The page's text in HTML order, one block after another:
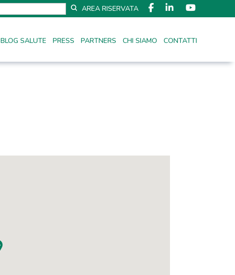
AREA RISERVATA
BLOG SALUTE PRESS PARTNERS CHI SIAMO CONTATTI